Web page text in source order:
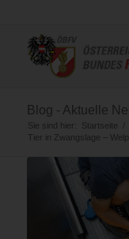
Blog - Aktuelle
Sie sind hier: Startseite /
Tier in Zwangslage –